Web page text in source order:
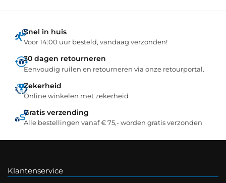
Snel in huis
Voor 14:00 uur besteld, vandaag verzonden!
30 dagen retourneren
Eenvoudig ruilen en retourneren via onze retourportal.
Zekerheid
Online winkelen met zekerheid
Gratis verzending
Alle bestellingen vanaf € 75,- worden gratis verzonden
Klantenservice